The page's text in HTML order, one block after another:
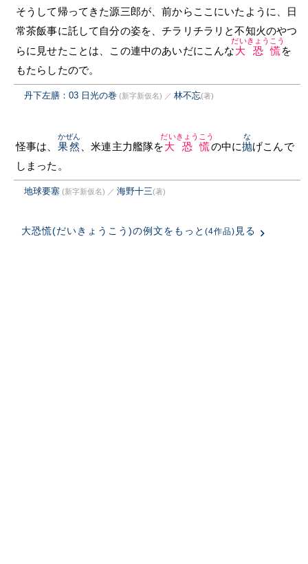
そうして帰ってきた源三郎が、前からここにいたように、日
常茶飯事に託して自分の姿を、チラリチラリと不知火のやつ
らに見せたことは、この連中のあいだにこんな大恐慌
だいきょうこう
を
もたらしたので。
丹下左膳：03 日光の巻 (新字新仮名) ／ 林不忘(著)
怪事は、 果然
かぜん
、米連主力艦隊を大恐慌
だいきょうこう
の中に抛
な
げこんで
しまった。
地球要塞 (新字新仮名) ／ 海野十三(著)
大恐慌(だいきょうこう)の例文をもっと (4作品) 見る